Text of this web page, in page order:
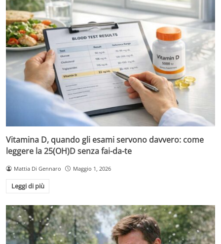
Vitamina D, quando gli esami servono davvero: come
leggere la 25(OH)D senza fai-da-te
Mattia Di Gennaro Maggio 1, 2026
Leggi di più